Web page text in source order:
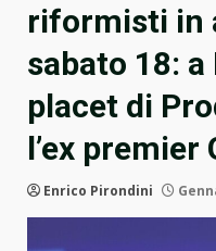
riformisti in
sabato 18:
placet di
l’ex premier
Enrico Pirondini